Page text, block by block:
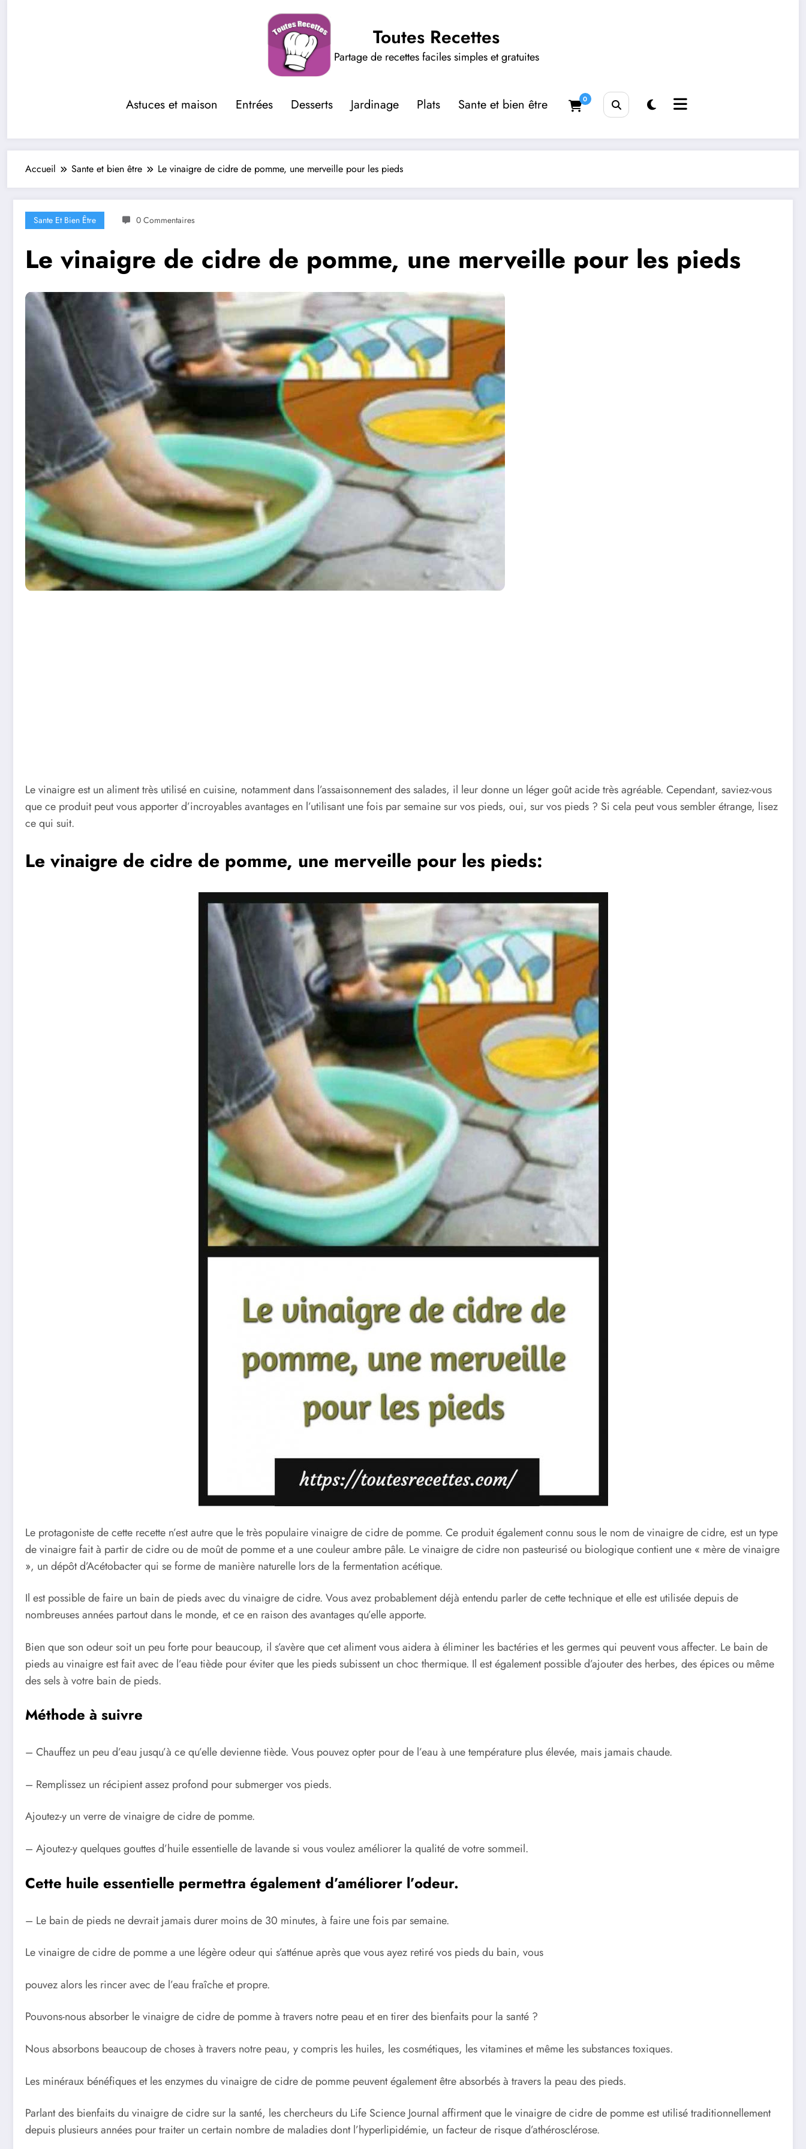
Toutes Recettes
Partage de recettes faciles simples et gratuites
Astuces et maison Entrées Desserts Jardinage Plats Sante et bien être 0
Accueil Sante et bien être Le vinaigre de cidre de pomme, une merveille pour les pieds
Sante Et Bien Être 0 Commentaires
Le vinaigre de cidre de pomme, une merveille pour les pieds
Le vinaigre est un aliment très utilisé en cuisine, notamment dans l’assaisonnement des salades, il leur donne un léger goût acide très agréable. Cependant, saviez-vous
que ce produit peut vous apporter d’incroyables avantages en l’utilisant une fois par semaine sur vos pieds, oui, sur vos pieds ? Si cela peut vous sembler étrange, lisez
ce qui suit.
Le vinaigre de cidre de pomme, une merveille pour les pieds:
Le protagoniste de cette recette n’est autre que le très populaire vinaigre de cidre de pomme. Ce produit également connu sous le nom de vinaigre de cidre, est un type
de vinaigre fait à partir de cidre ou de moût de pomme et a une couleur ambre pâle. Le vinaigre de cidre non pasteurisé ou biologique contient une « mère de vinaigre
», un dépôt d’Acétobacter qui se forme de manière naturelle lors de la fermentation acétique.
Il est possible de faire un bain de pieds avec du vinaigre de cidre. Vous avez probablement déjà entendu parler de cette technique et elle est utilisée depuis de
nombreuses années partout dans le monde, et ce en raison des avantages qu’elle apporte.
Bien que son odeur soit un peu forte pour beaucoup, il s’avère que cet aliment vous aidera à éliminer les bactéries et les germes qui peuvent vous affecter. Le bain de
pieds au vinaigre est fait avec de l’eau tiède pour éviter que les pieds subissent un choc thermique. Il est également possible d’ajouter des herbes, des épices ou même
des sels à votre bain de pieds.
Méthode à suivre
– Chauffez un peu d’eau jusqu’à ce qu’elle devienne tiède. Vous pouvez opter pour de l’eau à une température plus élevée, mais jamais chaude.
– Remplissez un récipient assez profond pour submerger vos pieds.
Ajoutez-y un verre de vinaigre de cidre de pomme.
– Ajoutez-y quelques gouttes d’huile essentielle de lavande si vous voulez améliorer la qualité de votre sommeil.
Cette huile essentielle permettra également d’améliorer l’odeur.
– Le bain de pieds ne devrait jamais durer moins de 30 minutes, à faire une fois par semaine.
Le vinaigre de cidre de pomme a une légère odeur qui s’atténue après que vous ayez retiré vos pieds du bain, vous
pouvez alors les rincer avec de l’eau fraîche et propre.
Pouvons-nous absorber le vinaigre de cidre de pomme à travers notre peau et en tirer des bienfaits pour la santé ?
Nous absorbons beaucoup de choses à travers notre peau, y compris les huiles, les cosmétiques, les vitamines et même les substances toxiques.
Les minéraux bénéfiques et les enzymes du vinaigre de cidre de pomme peuvent également être absorbés à travers la peau des pieds.
Parlant des bienfaits du vinaigre de cidre sur la santé, les chercheurs du Life Science Journal affirment que le vinaigre de cidre de pomme est utilisé traditionnellement
depuis plusieurs années pour traiter un certain nombre de maladies dont l’hyperlipidémie, un facteur de risque d’athérosclérose.